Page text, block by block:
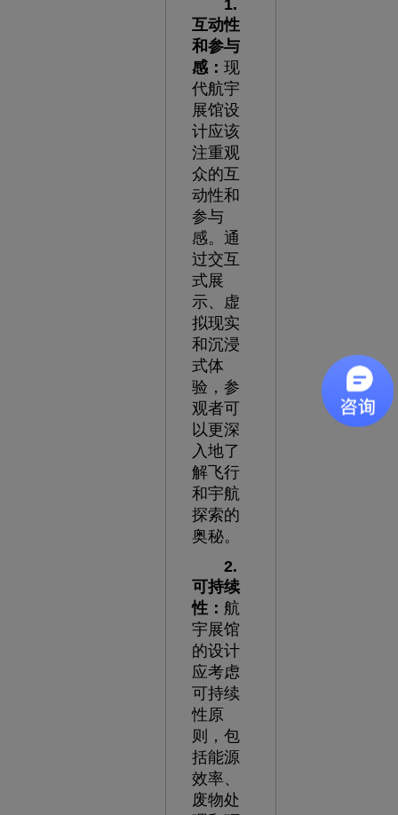
1.
互动性
和参与
感： 现
代航宇
展馆设
计应该
注重观
众的互
动性和
参与
感。通
过交互
式展
示、虚
拟现实
和沉浸
式体
验，参
观者可
以更深
入地了
解飞行
和宇航
探索的
奥秘。
2.
可持续
性： 航
宇展馆
的设计
应考虑
可持续
性原
则，包
括能源
效率、
废物处